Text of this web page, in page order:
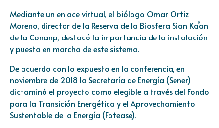
Mediante un enlace virtual, el biólogo Omar Ortiz
Moreno, director de la Reserva de la Biosfera Sian Ka’an
de la Conanp, destacó la importancia de la instalación
y puesta en marcha de este sistema.
De acuerdo con lo expuesto en la conferencia, en
noviembre de 2018 la Secretaría de Energía (Sener)
dictaminó el proyecto como elegible a través del Fondo
para la Transición Energética y el Aprovechamiento
Sustentable de la Energía (Fotease).